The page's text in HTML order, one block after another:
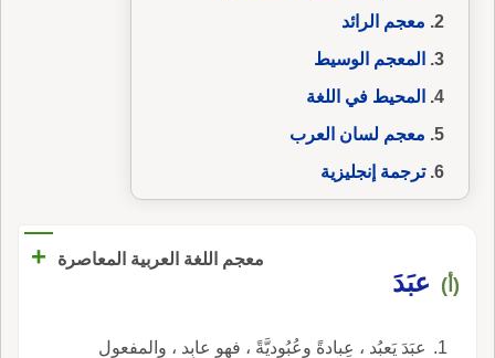
معجم الرائد
المعجم الوسيط
المحيط في اللغة
معجم لسان العرب
ترجمة إنجليزية
معجم اللغة العربية المعاصرة +
(أ) عبَدَ
عبَدَ يَعبُد ، عِبادةً وعُبُوديَّةً ، فهو عابِد ، والمفعول